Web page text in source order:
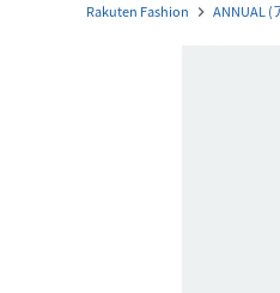
Rakuten Fashion navigate_next ANNUAL (